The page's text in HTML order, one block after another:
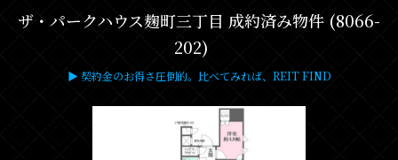
ザ・パークハウス麹町三丁目 成約済み物件 (8066-
202)
▶ 契約金のお得さ圧倒的。比べてみれば、REIT FIND